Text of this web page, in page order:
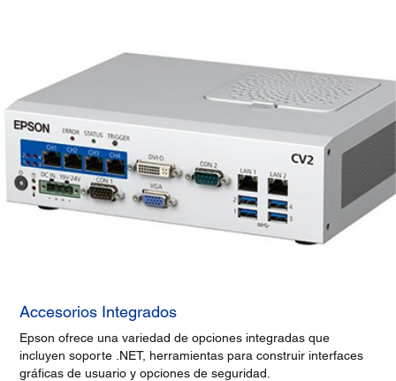
Accesorios Integrados
Epson ofrece una variedad de opciones integradas que
incluyen soporte .NET, herramientas para construir interfaces
gráficas de usuario y opciones de seguridad.